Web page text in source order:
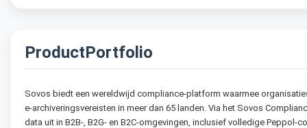
ProductPortfolio
Sovos biedt een wereldwijd compliance-platform waarmee
e-archiveringsvereisten in meer dan 65 landen. Via het Sovos
data uit in B2B-, B2G- en B2C-omgevingen, inclusief volledige